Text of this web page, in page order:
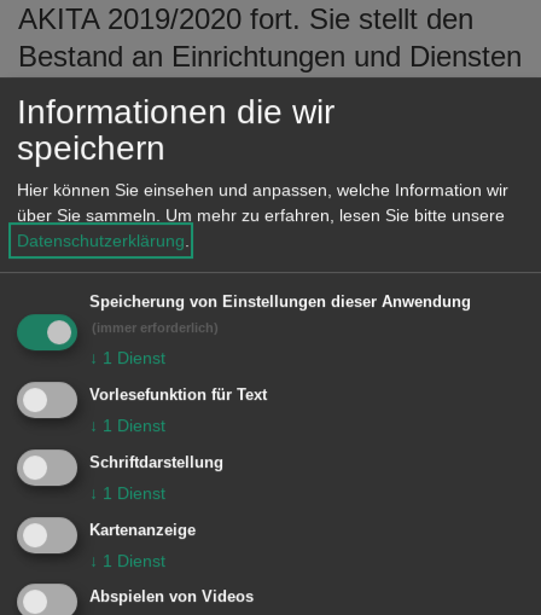
AKITA 2019/2020 fort. Sie stellt den
Bestand an Einrichtungen und Diensten
fest, ermittelt den mittelfristigen Bedarf
und hat die zur Bedarfsdeckung
notwendigen Vorhaben rechtzeitig und
ausreichend zu planen.
AKITA 2030
Handlungsfelder
Downloads
Informationen die wir
speichern
Hier können Sie einsehen und anpassen, welche Information wir
über Sie sammeln. Um mehr zu erfahren, lesen Sie bitte unsere
Datenschutzerklärung.
Speicherung von Einstellungen dieser Anwendung
(immer erforderlich)
↓ 1 Dienst
Vorlesefunktion für Text
↓ 1 Dienst
Schriftdarstellung
↓ 1 Dienst
Kartenanzeige
↓ 1 Dienst
Abspielen von Videos